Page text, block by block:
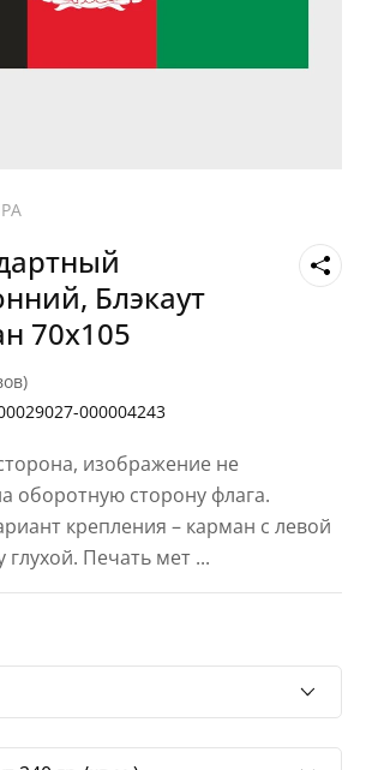
Блэкаут
70х105
000004243
изображение не
оборотную сторону флага.
крепления – карман с левой
глухой. Печать мет ...